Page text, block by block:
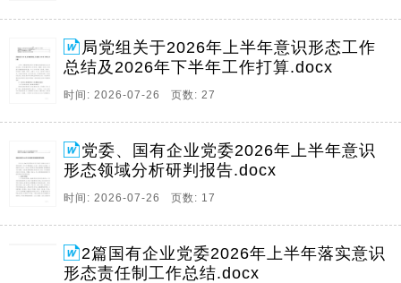
局党组关于2026年上半年意识形态工作
总结及2026年下半年工作打算.docx
时间: 2026-07-26 页数: 27
党委、国有企业党委2026年上半年意识
形态领域分析研判报告.docx
时间: 2026-07-26 页数: 17
2篇国有企业党委2026年上半年落实意识
形态责任制工作总结.docx